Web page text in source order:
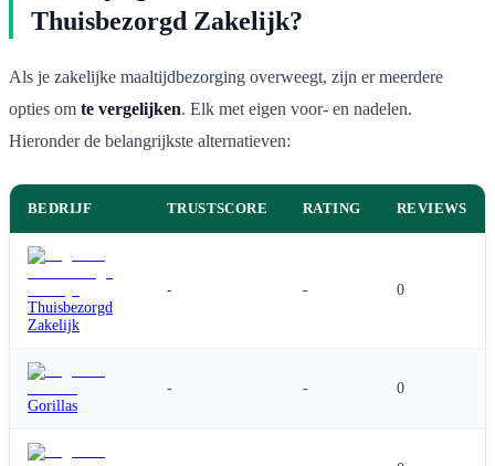
Thuisbezorgd Zakelijk?
Als je zakelijke maaltijdbezorging overweegt, zijn er meerdere
opties om te vergelijken. Elk met eigen voor- en nadelen.
Hieronder de belangrijkste alternatieven:
BEDRIJF TRUSTSCORE RATING REVIEWS
Thuisbezorgd
Zakelijk
- - 0
Gorillas
- - 0